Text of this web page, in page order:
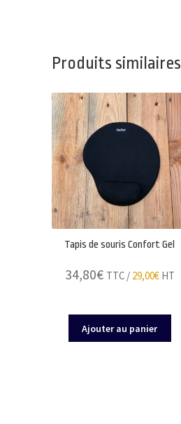
Produits similaires
Tapis de souris Confort Gel
34,80€ TTC / 29,00€HT
Ajouter au panier